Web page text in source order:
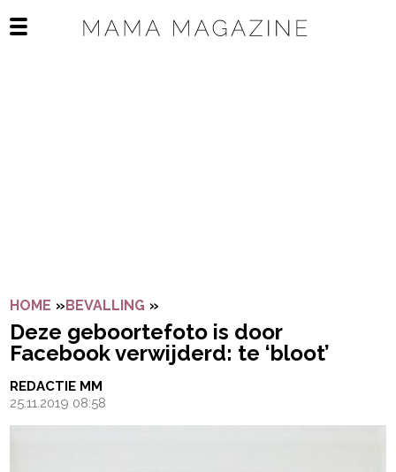
Open het mobiele menu
HOME »BEVALLING »
Deze geboortefoto is door
Facebook verwijderd: te ‘bloot’
REDACTIE MM
25.11.2019 08:58